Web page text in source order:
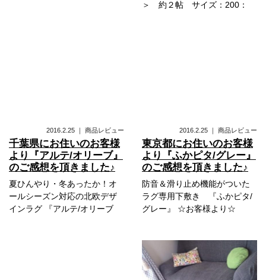
＞ 約２帖 サイズ：200：
2016.2.25 ｜ 商品レビュー
千葉県にお住いのお客様
より『アルテ/オリーブ』
のご感想を頂きました♪
夏ひんやり・冬あったか！オ
ールシーズン対応の北欧デザ
インラグ 『アルテ/オリーブ
2016.2.25 ｜ 商品レビュー
東京都にお住いのお客様
より『ふかピタ/グレー』
のご感想を頂きました♪
防音＆滑り止め機能がついた
ラグ専用下敷き 『ふかピタ/
グレー』 ☆お客様より☆